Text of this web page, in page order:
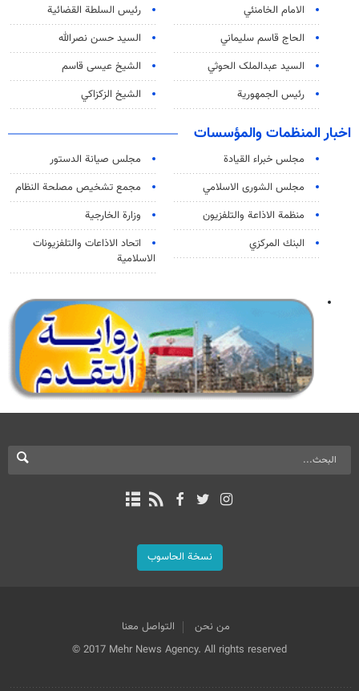
الامام الخامنئي
رئیس السلطة القضائیة
الحاج قاسم سليماني
السيد حسن نصرالله
السید عبدالملک الحوثي
الشيخ عيسى قاسم
رئيس الجمهورية
الشيخ الزكزاكي
اخبار المنظمات والمؤسسات
مجلس خبراء القيادة
مجلس صيانة الدستور
مجلس الشورى الاسلامي
مجمع تشخيص مصلحة النظام
منظمة الاذاعة والتلفزیون
وزارة الخارجية
البنك المركزي
اتحاد الاذاعات والتلفزيونات
الاسلامية
نسخة الحاسوب
من نحن
التواصل معنا
© 2017 Mehr News Agency. All rights reserved